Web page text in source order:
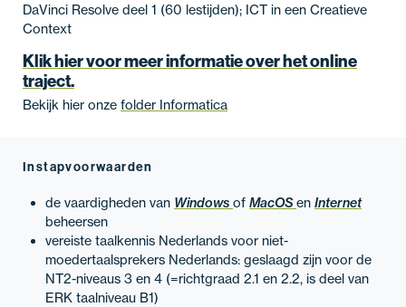
DaVinci Resolve deel 1 (60 lestijden); ICT in een Creatieve
Context
Klik hier voor meer informatie over het online
traject.
Bekijk hier onze folder Informatica
Instapvoorwaarden
de vaardigheden van WindowsofMacOSenInternet
beheersen
vereiste taalkennis Nederlands voor niet-
moedertaalsprekers Nederlands: geslaagd zijn voor de
NT2-niveaus 3 en 4 (=richtgraad 2.1 en 2.2, is deel van
ERK taalniveau B1)